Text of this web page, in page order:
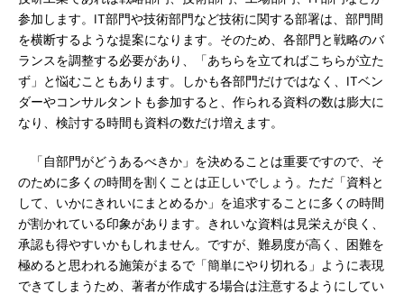
参加します。IT部門や技術部門など技術に関する部署は、部門間
を横断するような提案になります。そのため、各部門と戦略のバ
ランスを調整する必要があり、「あちらを立てればこちらが立た
ず」と悩むこともあります。しかも各部門だけではなく、ITベン
ダーやコンサルタントも参加すると、作られる資料の数は膨大に
なり、検討する時間も資料の数だけ増えます。
「自部門がどうあるべきか」を決めることは重要ですので、そ
のために多くの時間を割くことは正しいでしょう。ただ「資料と
して、いかにきれいにまとめるか」を追求することに多くの時間
が割かれている印象があります。きれいな資料は見栄えが良く、
承認も得やすいかもしれません。ですが、難易度が高く、困難を
極めると思われる施策がまるで「簡単にやり切れる」ように表現
できてしまうため、著者が作成する場合は注意するようにしてい